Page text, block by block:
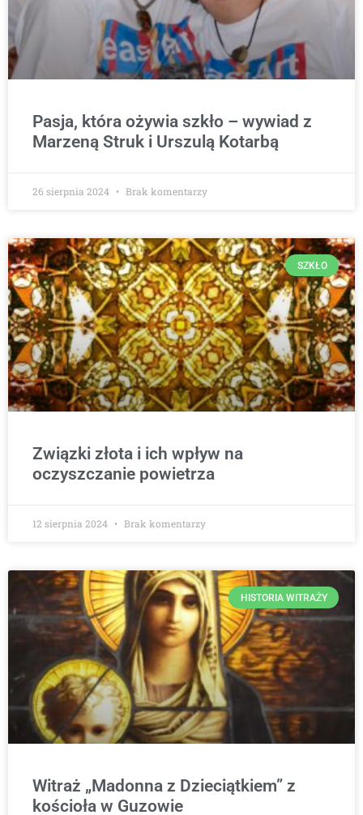
Pasja, która ożywia szkło – wywiad z
Marzeną Struk i Urszulą Kotarbą
26 sierpnia 2024 Brak komentarzy
SZKŁO
Związki złota i ich wpływ na
oczyszczanie powietrza
12 sierpnia 2024 Brak komentarzy
HISTORIA WITRAŻY
Witraż „Madonna z Dzieciątkiem” z
kościoła w Guzowie